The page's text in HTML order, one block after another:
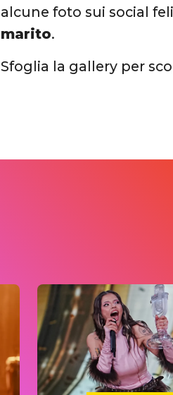
alcune foto sui social
marito.
Sfoglia la gallery per